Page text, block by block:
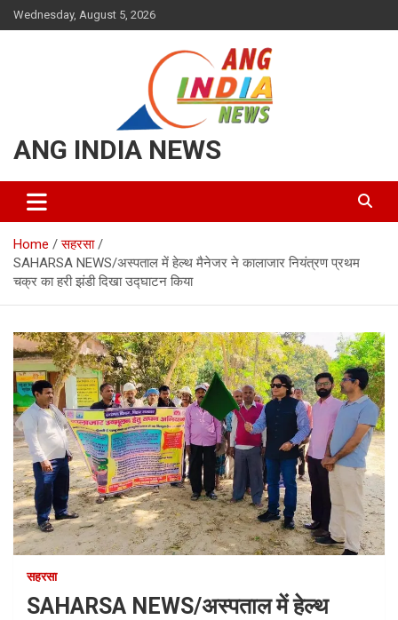
Skip
to
Wednesday, August 5, 2026
ANG INDIA NEWS
Home
सहरसा
SAHARSA NEWS/अस्पताल में हेल्थ मैनेजर ने कालाजार नियंत्रण प्रथम
चक्र का हरी झंडी दिखा उद्घाटन किया
सहरसा
SAHARSA NEWS/अस्पताल में हेल्थ